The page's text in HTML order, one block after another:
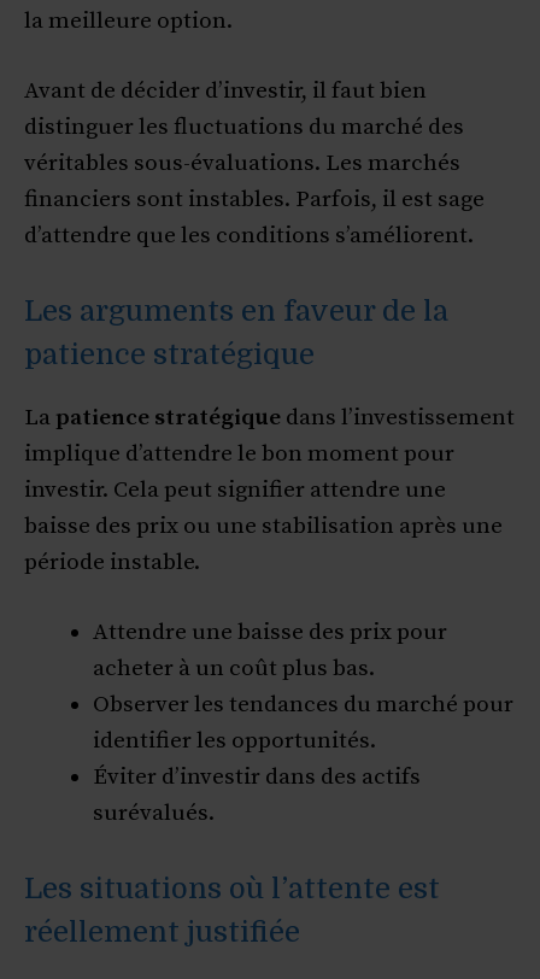
la meilleure option.
Avant de décider d’investir, il faut bien
distinguer les fluctuations du marché des
véritables sous-évaluations. Les marchés
financiers sont instables. Parfois, il est sage
d’attendre que les conditions s’améliorent.
Les arguments en faveur de la
patience stratégique
La patience stratégique dans l’investissement
implique d’attendre le bon moment pour
investir. Cela peut signifier attendre une
baisse des prix ou une stabilisation après une
période instable.
Attendre une baisse des prix pour
acheter à un coût plus bas.
Observer les tendances du marché pour
identifier les opportunités.
Éviter d’investir dans des actifs
surévalués.
Les situations où l’attente est
réellement justifiée